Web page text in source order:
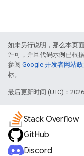
如未另行说明，那么本页
许可，并且代码示例已根据
参阅 Google 开发者网站
标。
最后更新时间 (UTC)：
Stack Overflow
GitHub
Discord